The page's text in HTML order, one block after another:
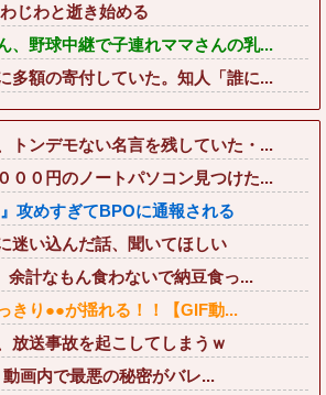
じわと逝き始める
、野球中継で子連れママさんの乳...
多額の寄付していた。知人「誰に...
トンデモない名言を残していた・...
００円のノートパソコン見つけた...
攻めすぎてBPOに通報される
迷い込んだ話、聞いてほしい
余計なもん食わないで納豆食っ...
り●●が揺れる！！【GIF動...
放送事故を起こしてしまうｗ
画内で最悪の秘密がバレ...